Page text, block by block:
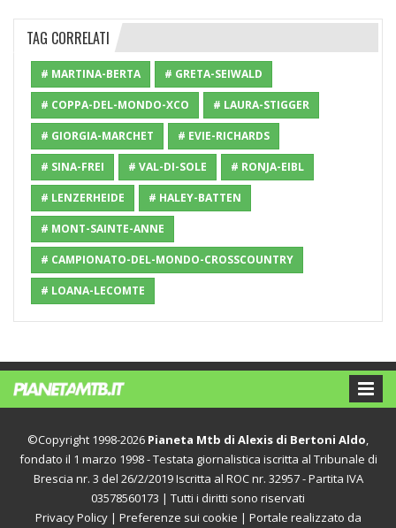
TAG CORRELATI
# MARTINA-BERTA # GRETA-SEIWALD
# COPPA-DEL-MONDO-XCO # LAURA-STIGGER
# GIORGIA-MARCHET # EVIE-RICHARDS
# SINA-FREI # VAL-DI-SOLE # RONJA-EIBL
# LENZERHEIDE # HALEY-BATTEN
# MONT-SAINTE-ANNE
# CAMPIONATO-DEL-MONDO-CROSSCOUNTRY
# LOANA-LECOMTE
©Copyright 1998-2026 Pianeta Mtb di Alexis di Bertoni Aldo
fondato il 1 marzo 1998 - Testata giornalistica iscritta al Tribunale di
Brescia nr. 3 del 26/2/2019 Iscritta al ROC nr. 32957 - Partita IVA
03578560173 | Tutti i diritti sono riservati
Privacy Policy| Preferenze sui cookie | Portale realizzato da